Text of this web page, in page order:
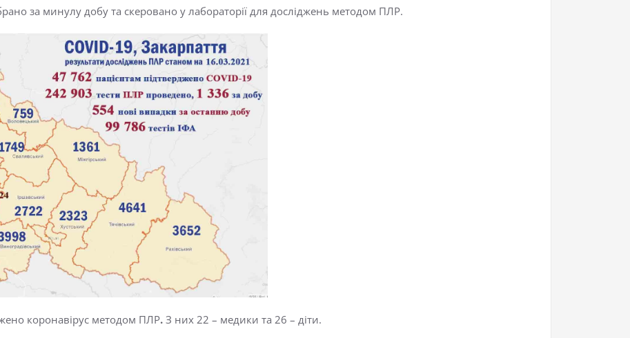
за минулу добу та скеровано у лабораторії для досліджень методом ПЛР.
коронавірус методом ПЛР. З них 22 – медики та 26 – діти.